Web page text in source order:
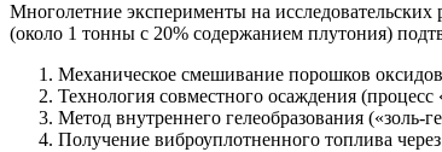
Многолетние эксперименты на
(около 1 тонны с 20% содержанием плутония)
Механическое смешивание порошков
Технология совместного осаждения (процесс
Метод внутреннего гелеобразования («золь-
Получение виброуплотненного топлива